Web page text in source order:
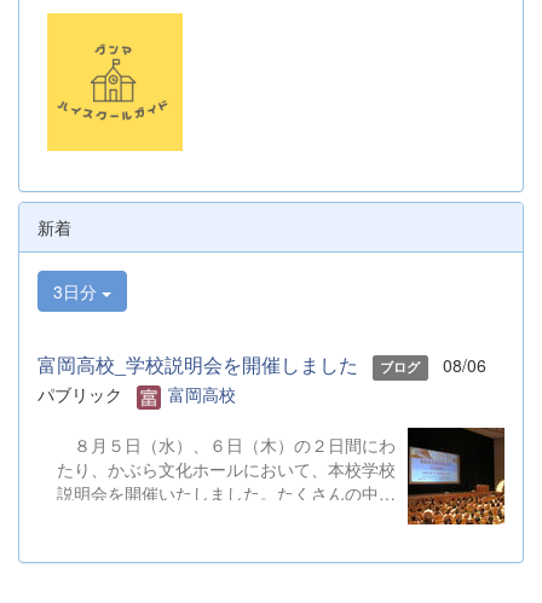
新着
3日分
富岡高校_学校説明会を開催しました ブログ
08/06
パブリック
富岡高校
８月５日（水）、６日（木）の２日間にわ
たり、かぶら文化ホールにおいて、本校学校
説明会を開催いたしました。たくさんの中学
した。 また、各日およそ80名のボランテ